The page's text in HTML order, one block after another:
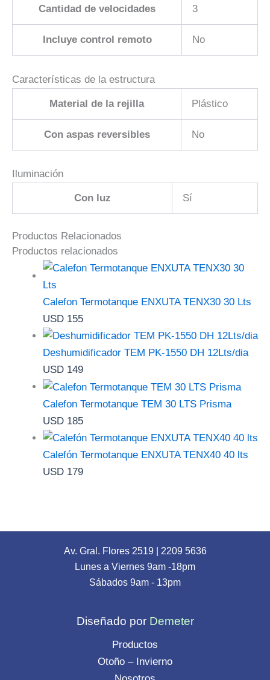
Cantidad de velocidades 3
Incluye control remoto No
Características de la estructura
Material de la rejilla Plástico
Con aspas reversibles No
Iluminación
Con luz Sí
Productos Relacionados
Productos relacionados
Calefon Termotanque ENXUTA TENX30 30 Lts
USD 155
Deshumidificador TEM PK-1550 DH 12Lts/dia
USD 149
Calefon Termotanque TEM 30 LTS Prisma
USD 185
Calefón Termotanque ENXUTA TENX40 40 lts
USD 179
Av. Gral. Flores 2519| 2209 5636
Lunes a Viernes 9am -18pm
Sábados 9am - 13pm
Diseñado por Demeter
Productos
Otoño – Invierno